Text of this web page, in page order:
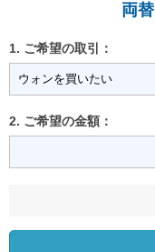
両
1. ご希望の取引：
2. ご希望の金額：